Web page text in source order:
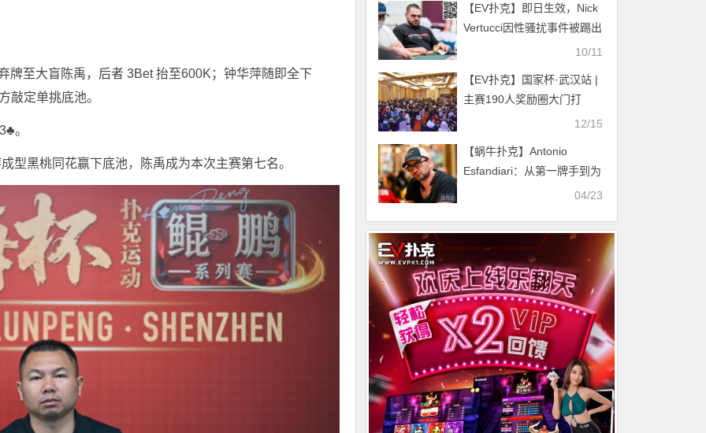
牌至大盲陈禹，后者 3Bet 抬至600K；钟华萍随即全下
敲定单挑底池。
。
黑桃同花赢下底池，陈禹成为本次主赛第七名。
【EV扑克】即日生效，Nick
Vertucci因性骚扰事件被踢出
10/11
【EV扑克】国家杯·武汉站 |
主赛190人奖励圈大门打
开，陈冲鹏遗憾成泡沫，张
晋级
12/15
【蜗牛扑克】Antonio
Esfandiari：从第一牌手到为
04/23